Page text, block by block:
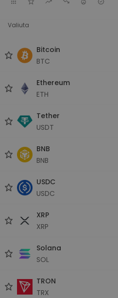
Valiuta
Bitcoin
BTC
Ethereum
ETH
Tether
USDT
BNB
BNB
USDC
USDC
XRP
XRP
Solana
SOL
TRON
TRX